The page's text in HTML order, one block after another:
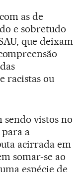
as de
e sobretudo
que deixam
racistas ou
sendo vistos no
a
acirrada em
somar-se ao
espécie de